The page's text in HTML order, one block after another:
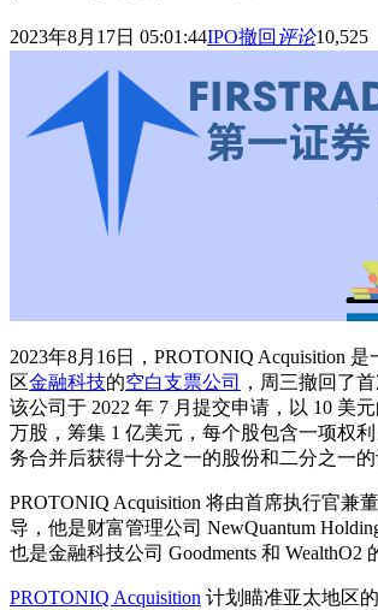
2023年8月17日 05:01:44IPO撤回 评论10,525
2023年8月16日，PROTONIQ Acquisition
区金融科技的空白支票公司
，周三撤回了
该公司于 2022 年 7 月提交申请，以 10 美
万股，筹集 1 亿美元，每个股包含一项权
务合并后获得十分之一的股份和二分之一的
PROTONIQ Acquisition 将由首席执行官兼
导，他是财富管理公司 NewQuantum
也是金融科技公司 Goodments 和 WealthO2
PROTONIQ Acquisition 计划瞄准亚太地区